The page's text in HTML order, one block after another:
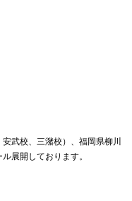
武校、三潴校）、福岡県柳川
展開しております。